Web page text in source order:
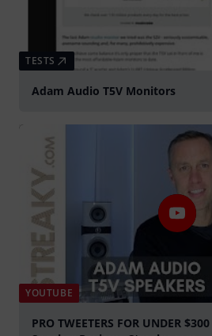
TESTS
Adam Audio T5V Monitors
YOUTUBE
PRO TWEETERS FOR UNDER